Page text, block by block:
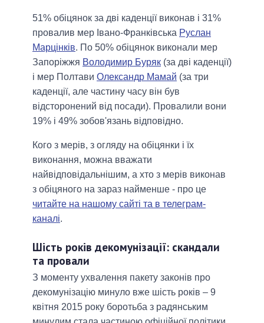
51% обіцянок за дві каденції виконав і 31%
провалив мер Івано-Франківська Руслан
Марцінків. По 50% обіцянок виконали мер
Запоріжжя Володимир Буряк (за дві каденції)
і мер Полтави Олександр Мамай (за три
каденції, але частину часу він був
відсторонений від посади). Провалили вони
19% і 49% зобов'язань відповідно.
Кого з мерів, з огляду на обіцянки і їх
виконання, можна вважати
найвідповідальнішим, а хто з мерів виконав
з обіцяного на зараз найменше - про це
читайте на нашому сайті та в телеграм-
каналі.
Шість років декомунізації: скандали
та провали
З моменту ухвалення пакету законів про
декомунізацію минуло вже шість років ‒ 9
квітня 2015 року боротьба з радянським